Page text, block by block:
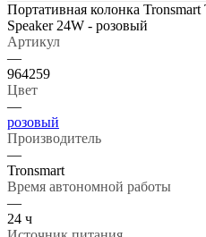
Портативная колонка
Speaker 24W - розовый
Артикул
—
964259
Цвет
—
розовый
Производитель
—
Tronsmart
Время автономной работы
—
24 ч